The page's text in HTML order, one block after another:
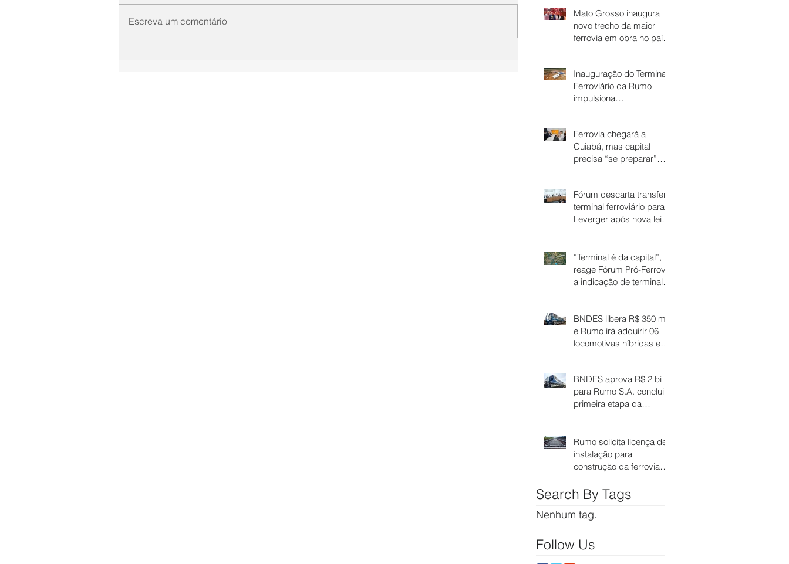
Escreva um comentário
Mato Grosso inaugura
novo trecho da maior
ferrovia em obra no país
Inauguração do Terminal
Ferroviário da Rumo
impulsiona
Dom Aquino
Ferrovia chegará a
Cuiabá, mas capital
precisa “se preparar”
Fórum descarta transferir
terminal ferroviário para
Leverger após nova lei
“Terminal é da capital”,
reage Fórum Pró-Ferrovia
a indicação de terminal
BNDES libera R$ 350 mi,
e Rumo irá adquirir 06
locomotivas híbridas e
BNDES aprova R$ 2 bi
para Rumo S.A. concluir
primeira etapa da
Rumo solicita licença de
instalação para
construção da ferrovia
Search By Tags
Nenhum tag.
Follow Us